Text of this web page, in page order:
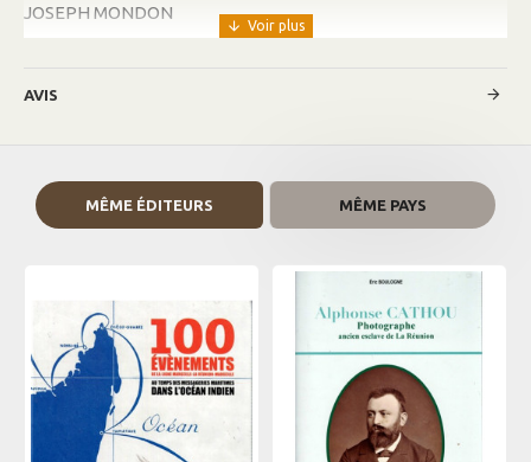
JOSEPH MONDON
AVIS
MÊME ÉDITEURS MÊME PAYS